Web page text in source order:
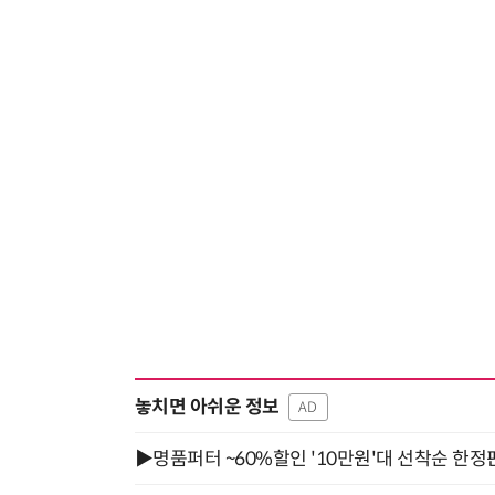
놓치면 아쉬운 정보 AD
▶명품퍼터 ~60%할인 '10만원'대 선착순 한정